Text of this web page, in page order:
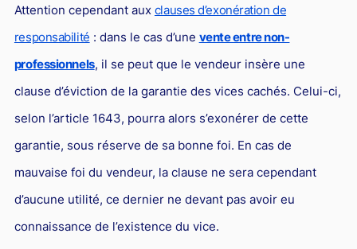
Attention cependant aux clauses d’exonération de
responsabilité : dans le cas d’une vente entre non-
professionnels, il se peut que le vendeur insère une
clause d’éviction de la garantie des vices cachés. Celui-ci,
selon l’article 1643, pourra alors s’exonérer de cette
garantie, sous réserve de sa bonne foi. En cas de
mauvaise foi du vendeur, la clause ne sera cependant
d’aucune utilité, ce dernier ne devant pas avoir eu
connaissance de l’existence du vice.